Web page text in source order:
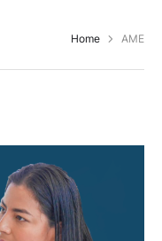
Home AME